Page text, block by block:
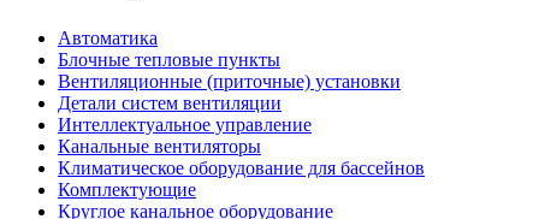
Автоматика
Блочные тепловые пункты
Вентиляционные (приточные) установки
Детали систем вентиляции
Интеллектуальное управление
Канальные вентиляторы
Климатическое оборудование для бассейнов
Комплектующие
Круглое канальное оборудование